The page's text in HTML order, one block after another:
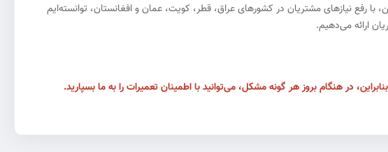
داریم. همچنین، با رفع نیازهای مشتریان در کشورهای عراق، قطر، کویت، عمان و افغانستان، توانسته‌ایم
ارائه می‌دهیم.
در هنگام بروز هر گونه مشکل، می‌توانید با اطمینان تعمیرات را به ما بسپارید.